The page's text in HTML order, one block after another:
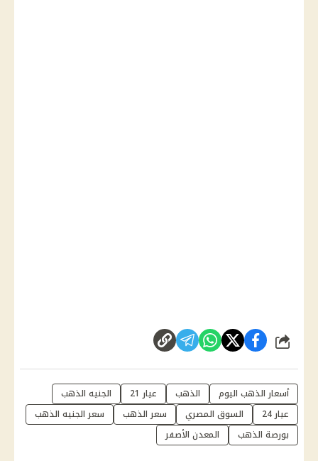
شارك
أسعار الذهب اليوم الذهب عيار 21
الجنيه الذهب
عيار 24
السوق المصري سعر الذهب
سعر الجنيه الذهب
بورصة الذهب
المعدن الأصفر